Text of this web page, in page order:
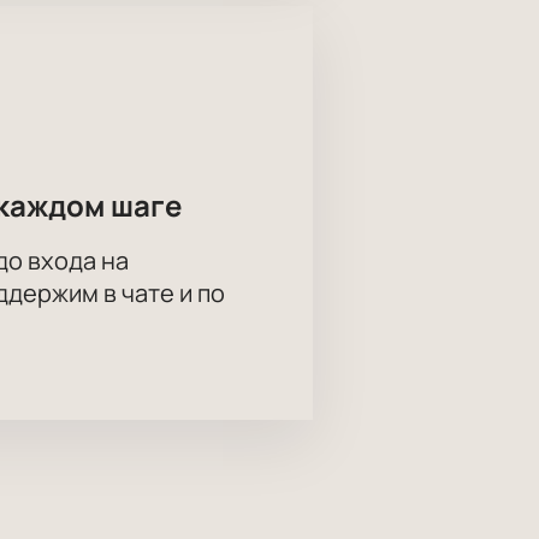
заказа отдельных зон
сайт или по телефону и
шаге
входа на
в чате и по